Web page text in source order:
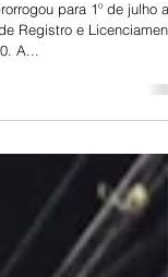
para 1º de
CRLV 2020
para 1º de julho a